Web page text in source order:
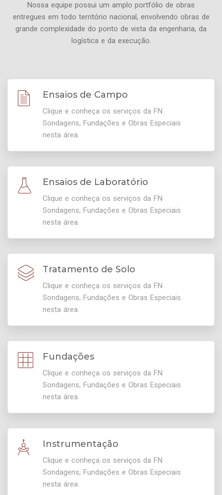
Nossa equipe possui um amplo portfólio de obras
entregues em todo território nacional, envolvendo obras de
grande complexidade do ponto de vista da engenharia, da
logística e da execução.
Ensaios de Campo
Clique e conheça os serviços da FN
Sondagens, Fundações e Obras Especiais
nesta área.
Ensaios de Laboratório
Clique e conheça os serviços da FN
Sondagens, Fundações e Obras Especiais
nesta área.
Tratamento de Solo
Clique e conheça os serviços da FN
Sondagens, Fundações e Obras Especiais
nesta área.
Fundações
Clique e conheça os serviços da FN
Sondagens, Fundações e Obras Especiais
nesta área.
Instrumentação
Clique e conheça os serviços da FN
Sondagens, Fundações e Obras Especiais
nesta área.